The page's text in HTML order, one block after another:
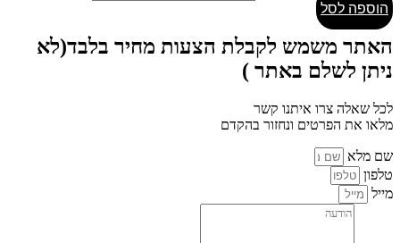
הוספה לסל
האתר משמש לקבלת הצעות מחיר בלבד(לא
ניתן לשלם באתר )
לכל שאלה צרו איתנו קשר
מלאו את הפרטים ונחזור בהקדם
שם מלא
טלפון
מייל